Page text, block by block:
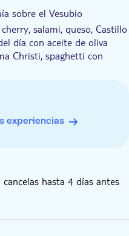
local experto con un
sobre el Vesubio
salami, queso, Castillo
día con aceite de oliva
Christi, spaghetti con
pastel pastiera
tres vinos de etiqueta
euros por persona y 9,55
de precio refleja el
los clientes recibirán
de la entrada.
con movilidad reducida
experiencias
hasta 4 días antes